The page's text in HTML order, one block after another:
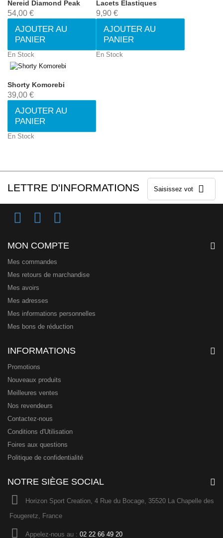
Nereid Diamond Peak
54,00 €
AJOUTER AU
PANIER
En Stock
Lacets Elastiques
9,90 €
AJOUTER AU
PANIER
En Stock
Shorty Komorebi
39,00 €
AJOUTER AU
PANIER
En Stock
LETTRE D'INFORMATIONS
MON COMPTE
Mes commandes
Mes retours de marchandise
Mes avoirs
Mes adresses
Mes informations personnelles
Mes bons de réduction
INFORMATIONS
Promotions
Nouveaux produits
Meilleures ventes
Nos revendeurs
Contactez-nous
Conditions d'Utilisation
Foires aux questions
Politique de confidentialité
NOTRE SIÈGE SOCIAL
Horizon Sport Creation, 4 Rue du Bocage, 35520 La Chapelle des
Fougeretz, France
Appelez-nous au : 02 22 66 49 20